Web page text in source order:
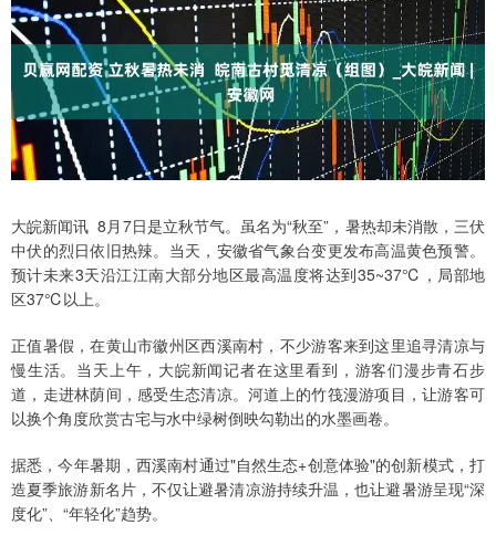
大皖新闻讯 8月7日是立秋节气。虽名为“秋至”，暑热却未消散，三伏
中伏的烈日依旧热辣。当天，安徽省气象台变更发布高温黄色预警。
预计未来3天沿江江南大部分地区最高温度将达到35~37℃，局部地
区37℃以上。
正值暑假，在黄山市徽州区西溪南村，不少游客来到这里追寻清凉与
慢生活。当天上午，大皖新闻记者在这里看到，游客们漫步青石步
道，走进林荫间，感受生态清凉。河道上的竹筏漫游项目，让游客可
以换个角度欣赏古宅与水中绿树倒映勾勒出的水墨画卷。
据悉，今年暑期，西溪南村通过"自然生态+创意体验"的创新模式，打
造夏季旅游新名片，不仅让避暑清凉游持续升温，也让避暑游呈现“深
度化”、“年轻化”趋势。